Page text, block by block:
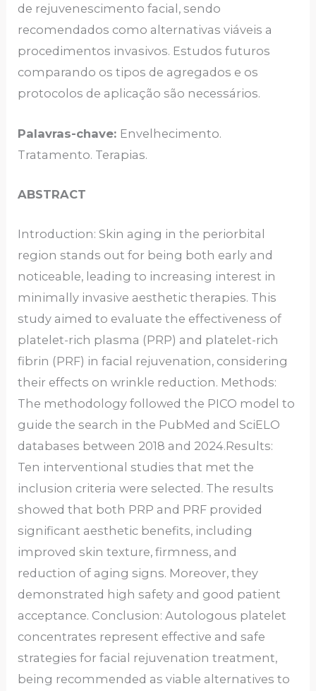
de rejuvenescimento facial, sendo
recomendados como alternativas viáveis a
procedimentos invasivos. Estudos futuros
comparando os tipos de agregados e os
protocolos de aplicação são necessários.
Palavras-chave: Envelhecimento.
Tratamento. Terapias.
ABSTRACT
Introduction: Skin aging in the periorbital
region stands out for being both early and
noticeable, leading to increasing interest in
minimally invasive aesthetic therapies. This
study aimed to evaluate the effectiveness of
platelet-rich plasma (PRP) and platelet-rich
fibrin (PRF) in facial rejuvenation, considering
their effects on wrinkle reduction. Methods:
The methodology followed the PICO model to
guide the search in the PubMed and SciELO
databases between 2018 and 2024.Results:
Ten interventional studies that met the
inclusion criteria were selected. The results
showed that both PRP and PRF provided
significant aesthetic benefits, including
improved skin texture, firmness, and
reduction of aging signs. Moreover, they
demonstrated high safety and good patient
acceptance. Conclusion: Autologous platelet
concentrates represent effective and safe
strategies for facial rejuvenation treatment,
being recommended as viable alternatives to